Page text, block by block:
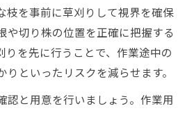
枝を事前に草刈りして視界を確保
や切り株の位置を正確に把握する
りを先に行うことで、作業途中の
といったリスクを減らせます。
認と用意を行いましょう。作業用